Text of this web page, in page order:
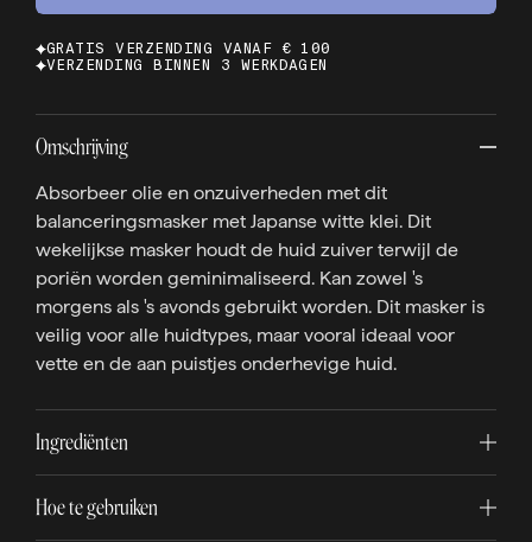
GRATIS VERZENDING VANAF € 100
VERZENDING BINNEN 3 WERKDAGEN
Omschrijving
Absorbeer olie en onzuiverheden met dit
balanceringsmasker met Japanse witte klei. Dit
wekelijkse masker houdt de huid zuiver terwijl de
poriën worden geminimaliseerd. Kan zowel 's
morgens als 's avonds gebruikt worden. Dit masker is
veilig voor alle huidtypes, maar vooral ideaal voor
vette en de aan puistjes onderhevige huid.
Ingrediënten
Hoe te gebruiken